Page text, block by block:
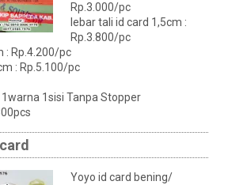
Rp.3.000/pc
lebar tali id card 1,5cm :
Rp.3.800/pc
: Rp.4.200/pc
: Rp.5.100/pc
1sisi Tanpa Stopper
Yoyo id card bening/